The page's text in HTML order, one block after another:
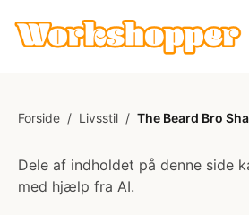
Forside / Livsstil / The Beard Bro
Dele af indholdet på denne side
med hjælp fra AI.